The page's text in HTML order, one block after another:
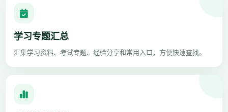
学习专题汇总
汇集学习资料、考试专题、经验分享和常用入口，方便快速查找。